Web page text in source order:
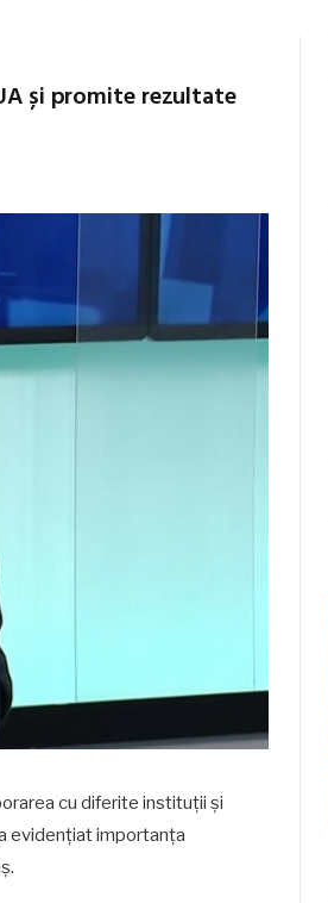
și promite rezultate
cu diferite instituții și
evidențiat importanța